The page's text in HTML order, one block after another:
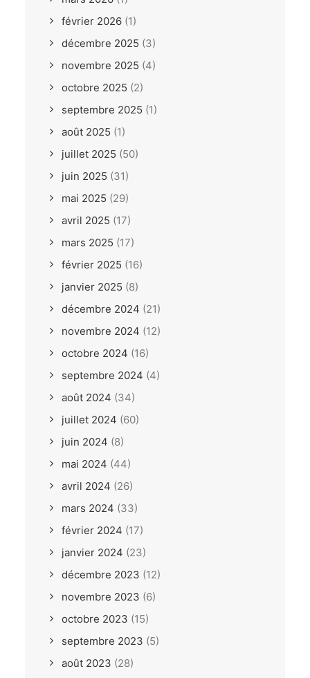
février 2026 (1)
décembre 2025 (3)
novembre 2025 (4)
octobre 2025 (2)
septembre 2025 (1)
août 2025 (1)
juillet 2025 (50)
juin 2025 (31)
mai 2025 (29)
avril 2025 (17)
mars 2025 (17)
février 2025 (16)
janvier 2025 (8)
décembre 2024 (21)
novembre 2024 (12)
octobre 2024 (16)
septembre 2024 (4)
août 2024 (34)
juillet 2024 (60)
juin 2024 (8)
mai 2024 (44)
avril 2024 (26)
mars 2024 (33)
février 2024 (17)
janvier 2024 (23)
décembre 2023 (12)
novembre 2023 (6)
octobre 2023 (15)
septembre 2023 (5)
août 2023 (28)